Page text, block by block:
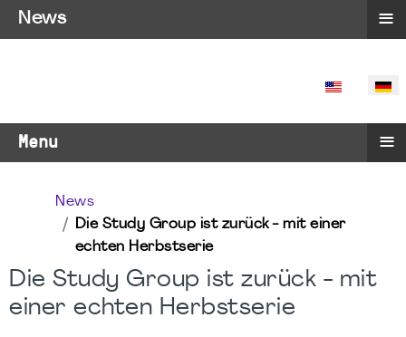
SPRACHE
Menu ≡
News
Die Study Group ist zurück - mit einer
echten Herbstserie
Die Study Group ist zurück - mit
einer echten Herbstserie
News ≡